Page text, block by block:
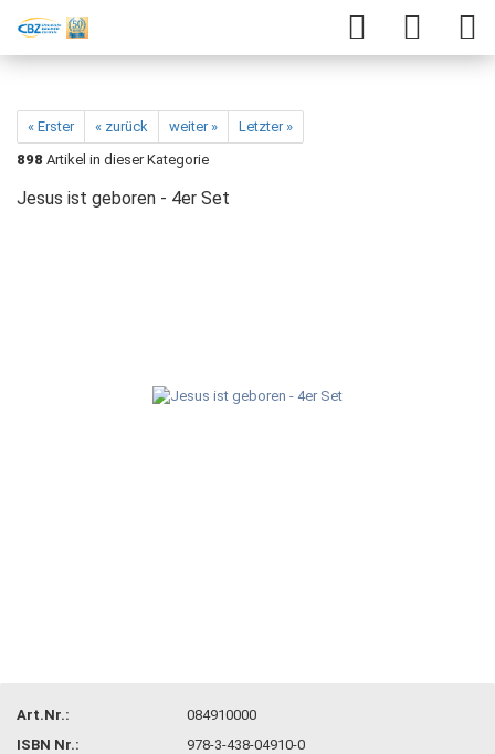
« Erster « zurück weiter »
Letzter »
898 Artikel in dieser Kategorie
Jesus ist geboren - 4er Set
Art.Nr.:
084910000
ISBN Nr.:
978-3-438-04910-0